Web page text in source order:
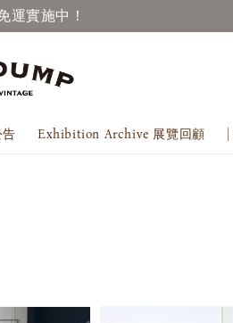
運實施中！
Exhibition Archive 展覽回顧